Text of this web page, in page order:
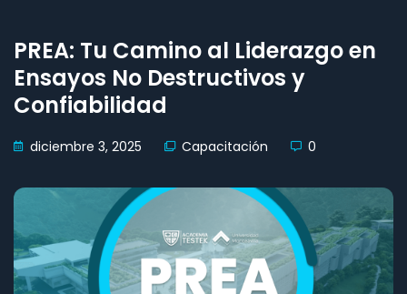
PREA: Tu Camino al Liderazgo en
Ensayos No Destructivos y
Confiabilidad
diciembre 3, 2025 Capacitación 0